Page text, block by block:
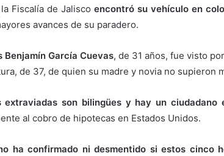
Fiscalía de Jaliscoencontró su vehículo en
avances de su paradero.
Benjamín García Cuevas, de 31 años, fue visto
de 37, de quien su madre y novia no supieron
extraviadas son bilingües y hay un ciudadano
al cobro de hipotecas en Estados Unidos.
ha confirmado ni desmentido si estos cinco